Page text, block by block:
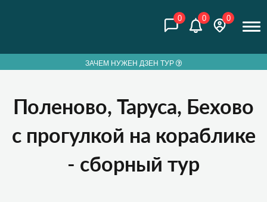
0 0 0
ЗАЧЕМ НУЖЕН ДЗЕН ТУР
Поленово, Таруса, Бехово
с прогулкой на кораблике
- сборный тур